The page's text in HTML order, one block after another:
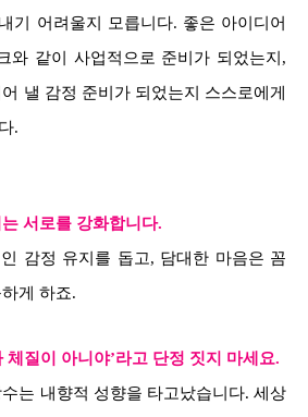
기 어려울지 모릅니다. 좋은 아이디어
와 같이 사업적으로 준비가 되었는지,
낼 감정 준비가 되었는지 스스로에게
.
서로를 강화합니다.
감정 유지를 돕고, 담대한 마음은 꼼
게 하죠.
체질이 아니야’라고 단정 짓지 마세요.
는 내향적 성향을 타고났습니다. 세상